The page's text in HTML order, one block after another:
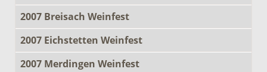
2007 Breisach Weinfest
2007 Eichstetten Weinfest
2007 Merdingen Weinfest